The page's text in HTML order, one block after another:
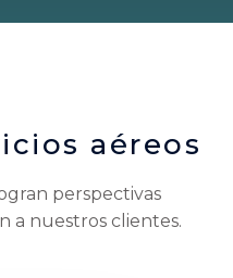
aéreos
perspectivas
a nuestros clientes.